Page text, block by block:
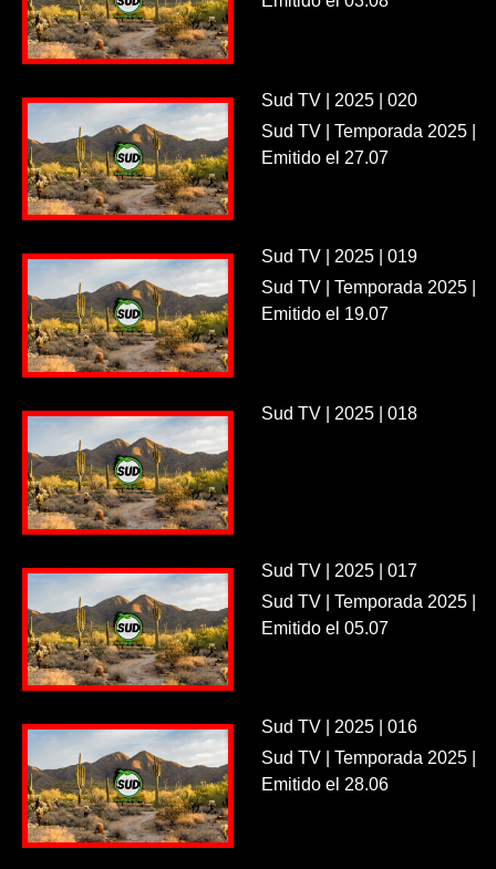
Sud TV | 2025 | 020
Sud TV | Temporada 2025 |
Emitido el 27.07
Sud TV | 2025 | 019
Sud TV | Temporada 2025 |
Emitido el 19.07
Sud TV | 2025 | 018
Sud TV | 2025 | 017
Sud TV | Temporada 2025 |
Emitido el 05.07
Sud TV | 2025 | 016
Sud TV | Temporada 2025 |
Emitido el 28.06